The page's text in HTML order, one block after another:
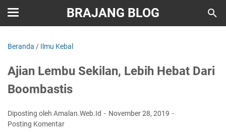
BRAJANG BLOG
Beranda / Ilmu Kebal
Ajian Lembu Sekilan, Lebih Hebat Dari
Boombastis
Diposting oleh Amalan.Web.Id
November 28, 2019
Posting Komentar